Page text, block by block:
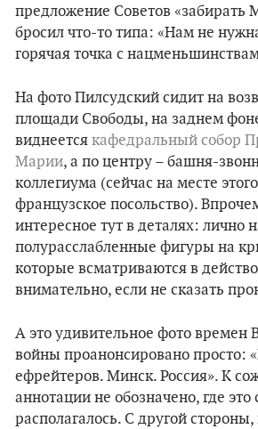
предложение Советов «забирать
бросил что-то типа: «Нам не
горячая точка с
На фото Пилсудский сидит на
площади Свободы, на заднем
виднеется кафедральный собор
Марии, а по центру – башня-
коллегиума (сейчас на месте
французское посольство).
интересное тут в деталях: лично
полурасслабленные фигуры на
которые всматриваются в
внимательно, если не сказать
А это удивительное фото времен
войны проанонсировано просто:
ефрейтеров. Минск. Россия». К
аннотации не обозначено, где это
располагалось. С другой